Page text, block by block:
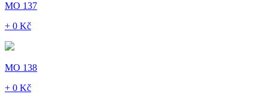
MO 137
+ 0 Kč
MO 138
+ 0 Kč